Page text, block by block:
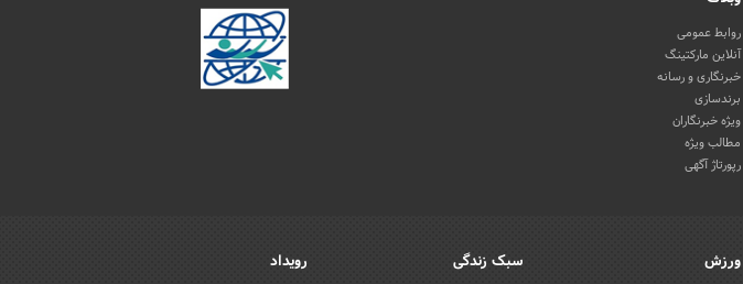
روابط عمومی
آنلاین مارکتینگ
خبرنگاری و رسانه
برندسازی
ویژه خبرنگاران
مطالب ویژه
رپورتاژ آگهی
ورزش سبک زندگی رویداد